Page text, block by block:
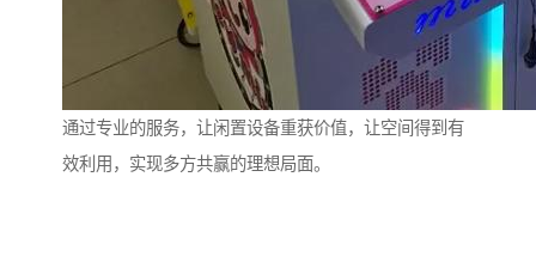
通过专业的服务，让闲置设备重获价值，让空间得到有
效利用，实现多方共赢的理想局面。